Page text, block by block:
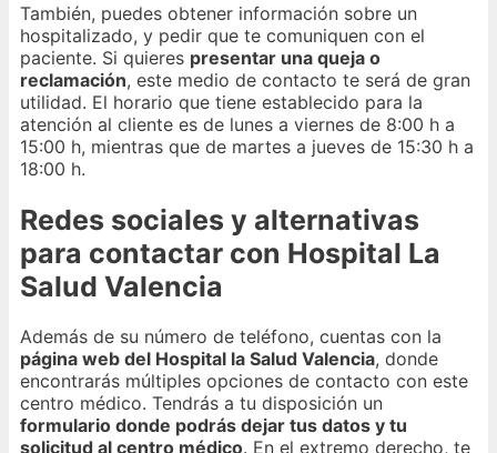
También, puedes obtener información sobre un
hospitalizado, y pedir que te comuniquen con el
paciente. Si quieres presentar una queja o
reclamación, este medio de contacto te será de gran
utilidad. El horario que tiene establecido para la
atención al cliente es de lunes a viernes de 8:00 h a
15:00 h, mientras que de martes a jueves de 15:30 h a
18:00 h.
Redes sociales y alternativas
para contactar con Hospital La
Salud Valencia
Además de su número de teléfono, cuentas con la
página web del Hospital la Salud Valencia, donde
encontrarás múltiples opciones de contacto con este
centro médico. Tendrás a tu disposición un
formulario donde podrás dejar tus datos y tu
solicitud al centro médico. En el extremo derecho, te